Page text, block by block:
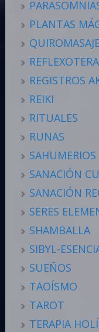
PLANTAS
QUIROMASAJE
REGISTROS
REIKI
RITUALES
RUNAS
SAHUMERIOS
SANACIÓN
SANACIÓN
SERES
SHAMBALLA
SIBYL-
SUEÑOS
TAOÍSMO
TAROT
TERAPIA